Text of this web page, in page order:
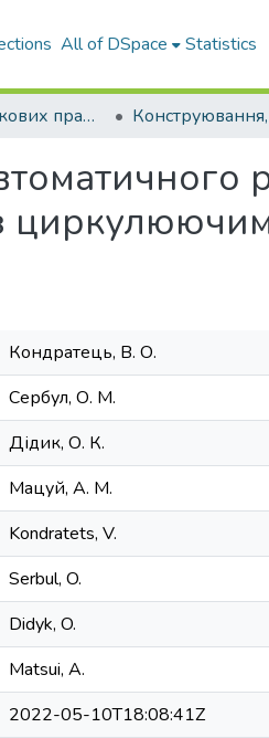
All of DSpace Statistics
Збірники наукових праць ЦНТУ
Кондратець, В. О.
Сербул, О. М.
Дідик, О. К.
Мацуй, А. М.
Kondratets, V.
Serbul, O.
Didyk, O.
Matsui, A.
2022-05-10T18:08:41Z